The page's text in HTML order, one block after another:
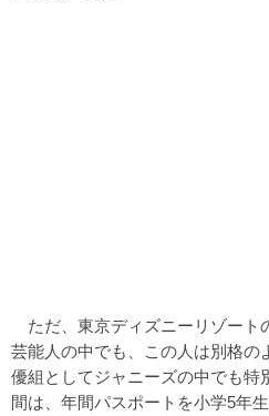
ただ、東京ディズニーリゾート
芸能人の中でも、この人は別格の
優組としてジャニーズの中でも特
間は、年間パスポートを小学5年